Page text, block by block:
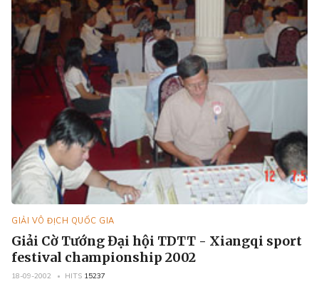
GIẢI VÔ ĐỊCH QUỐC GIA
Giải Cờ Tướng Đại hội TDTT - Xiangqi sport
festival championship 2002
18-09-2002 HITS 15237